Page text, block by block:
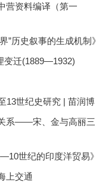
营资料编译（第一
”历史叙事的生成机制》
变迁(1889—1932)
13世纪史研究 | 苗润博
系——宋、金与高丽三
世纪的印度洋贸易》
上交通